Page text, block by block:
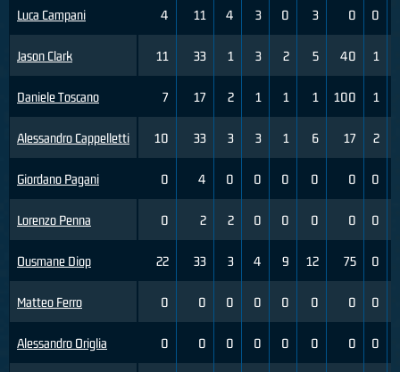
Luca Campani
Jason Clark
Daniele Toscano
Alessandro Cappelletti
Giordano Pagani
Lorenzo Penna
Ousmane Diop
Matteo Ferro
Alessandro Origlia
4 11 4 3 0 3 0 0
11 33 1 3 2 5 40 1
7 17 2 1 1 1 100 1
10 33 3 3 1 6 17 2
0 4 0 0 0 0 0 0
0 2 2 0 0 0 0 0
22 33 3 4 9 12 75 0
0 0 0 0 0 0 0 0
0 0 0 0 0 0 0 0